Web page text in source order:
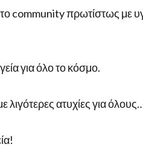
community πρωτίστως με
για όλο το κόσμο.
λιγότερες ατυχίες για